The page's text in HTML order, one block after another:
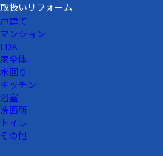
取扱いリフォーム
戸建て
マンション
LDK
家全体
水回り
キッチン
浴室
洗面所
トイレ
その他